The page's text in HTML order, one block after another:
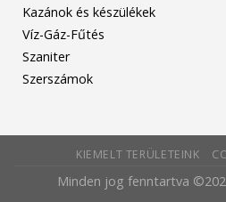
Kazánok és készülékek
Víz-Gáz-Fűtés
Szaniter
Szerszámok
KIEMELT TERÜLETEINK
Minden jog fenntartva